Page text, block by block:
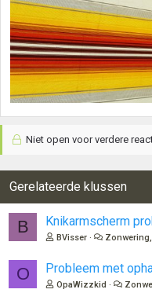
Niet open voor verdere
Gerelateerde klussen
B Knikarmscherm
BVisser
O Probleem met
OpaWizzkid